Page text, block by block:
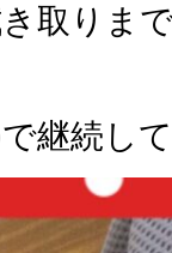
取りま
継続し